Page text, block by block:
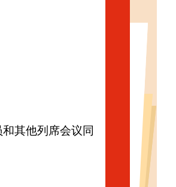
其他列席会议同